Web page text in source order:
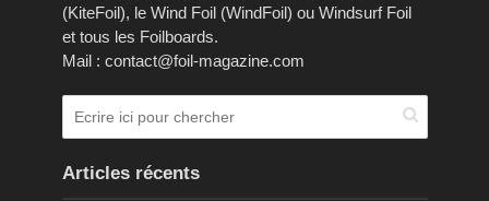
(KiteFoil), le Wind Foil (WindFoil) ou Windsurf Foil
et tous les Foilboards.
Mail : contact@foil-magazine.com
Articles récents